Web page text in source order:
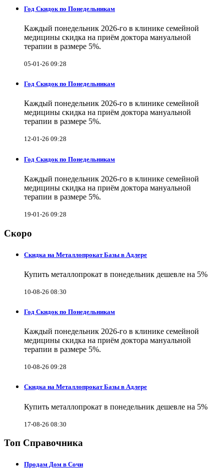
Год Скидок по Понедельникам
Каждый понедельник 2026-го в клинике семейной
медицины скидка на приём доктора мануальной
терапии в размере 5%.
05-01-26 09:28
Год Скидок по Понедельникам
Каждый понедельник 2026-го в клинике семейной
медицины скидка на приём доктора мануальной
терапии в размере 5%.
12-01-26 09:28
Год Скидок по Понедельникам
Каждый понедельник 2026-го в клинике семейной
медицины скидка на приём доктора мануальной
терапии в размере 5%.
19-01-26 09:28
Скоро
Скидка на Металлопрокат Базы в Адлере
Купить металлопрокат в понедельник дешевле на 5%
10-08-26 08:30
Год Скидок по Понедельникам
Каждый понедельник 2026-го в клинике семейной
медицины скидка на приём доктора мануальной
терапии в размере 5%.
10-08-26 09:28
Скидка на Металлопрокат Базы в Адлере
Купить металлопрокат в понедельник дешевле на 5%
17-08-26 08:30
Топ Справочника
Продам Дом в Сочи